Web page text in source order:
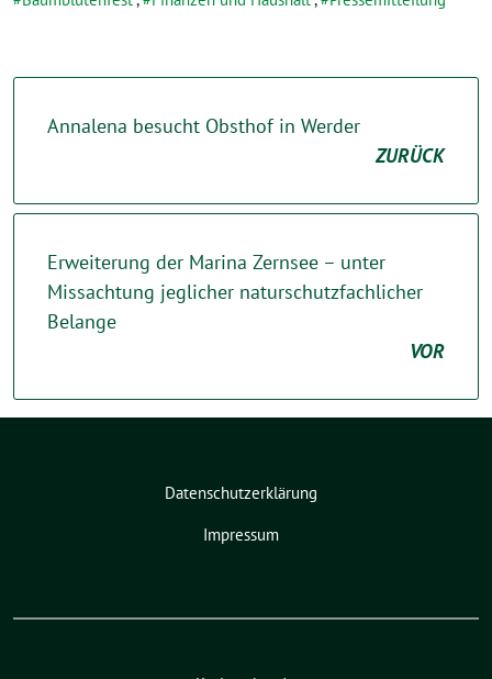
Annalena besucht Obsthof in Werder
ZURÜCK
Erweiterung der Marina Zernsee – unter
Missachtung jeglicher naturschutzfachlicher
Belange
VOR
Datenschutzerklärung
Impressum